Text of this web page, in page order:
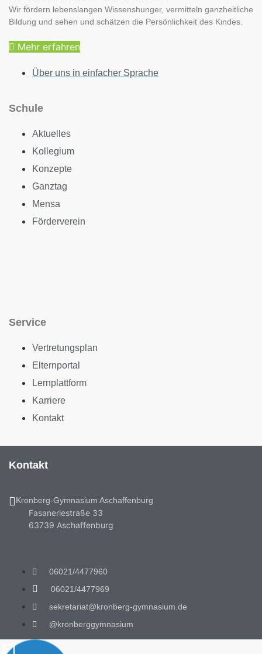
Wir fördern lebenslangen Wissenshunger, vermitteln ganzheitliche
Bildung und sehen und schätzen die Persönlichkeit des Kindes.
Mehr erfahren
Über uns in einfacher Sprache
Schule
Aktuelles
Kollegium
Konzepte
Ganztag
Mensa
Förderverein
Service
Vertretungsplan
Elternportal
Lernplattform
Karriere
Kontakt
Kontakt
Kronberg-Gymnasium Aschaffenburg
Fasaneriestraße 33
63739 Aschaffenburg
06021/4477960
06021/4477969
sekretariat@kronberg-gymnasium.de
@kronberggymnasium